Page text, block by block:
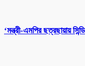
‘মন্ত্রী-এমপির ছত্রছায়ায়